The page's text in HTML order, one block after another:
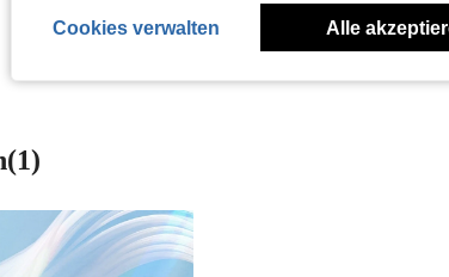
Cookies verwalten Alle